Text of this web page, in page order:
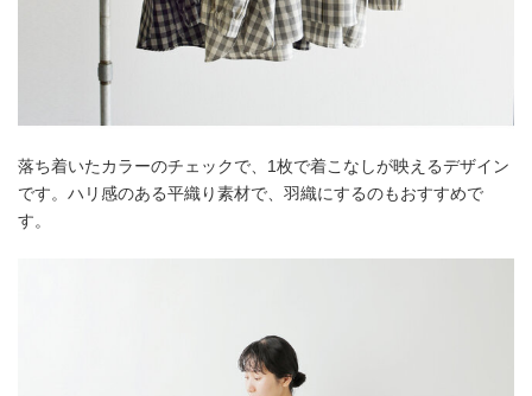
落ち着いたカラーのチェックで、1枚で着こなしが映えるデザイン
です。ハリ感のある平織り素材で、羽織にするのもおすすめで
す。